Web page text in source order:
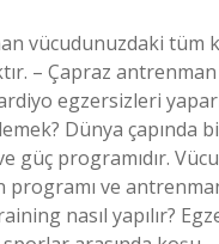
tüm
– Çapraz
egzersizleri
Dünya çapında
güç programıdır.
ve
nasıl yapılır?